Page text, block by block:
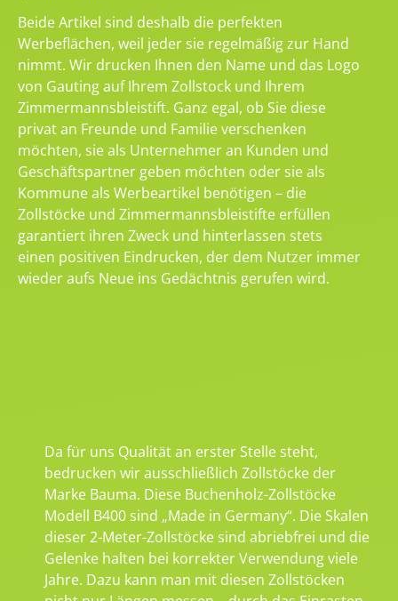
Beide Artikel sind deshalb die perfekten
Werbeflächen, weil jeder sie regelmäßig zur Hand
nimmt. Wir drucken Ihnen den Name und das Logo
von Gauting auf Ihrem Zollstock und Ihrem
Zimmermannsbleistift. Ganz egal, ob Sie diese
privat an Freunde und Familie verschenken
möchten, sie als Unternehmer an Kunden und
Geschäftspartner geben möchten oder sie als
Kommune als Werbeartikel benötigen – die
Zollstöcke und Zimmermannsbleistifte erfüllen
garantiert ihren Zweck und hinterlassen stets
einen positiven Eindrucken, der dem Nutzer immer
wieder aufs Neue ins Gedächtnis gerufen wird.
Da für uns Qualität an erster Stelle steht,
bedrucken wir ausschließlich Zollstöcke der
Marke Bauma. Diese Buchenholz-Zollstöcke
Modell B400 sind „Made in Germany“. Die Skalen
dieser 2-Meter-Zollstöcke sind abriebfrei und die
Gelenke halten bei korrekter Verwendung viele
Jahre. Dazu kann man mit diesen Zollstöcken